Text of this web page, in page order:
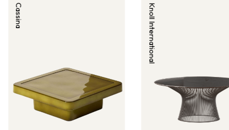
Cassina Knoll International